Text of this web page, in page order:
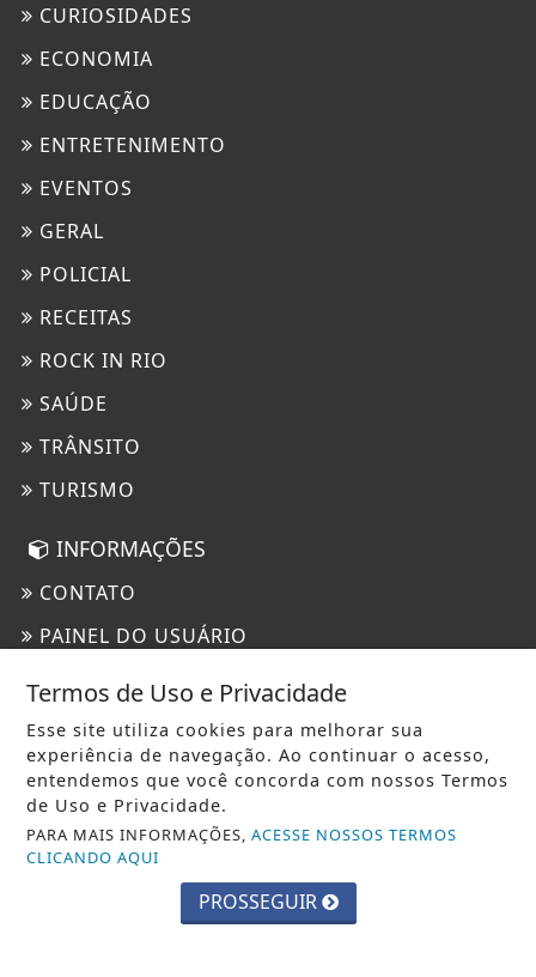
CURIOSIDADES
ECONOMIA
EDUCAÇÃO
ENTRETENIMENTO
EVENTOS
GERAL
POLICIAL
RECEITAS
ROCK IN RIO
SAÚDE
TRÂNSITO
TURISMO
INFORMAÇÕES
CONTATO
PAINEL DO USUÁRIO
EXPEDIENTE
TERMOS DE USO E PRIVACIDADE
SOBRE
Termos de Uso e Privacidade
Esse site utiliza cookies para melhorar sua
experiência de navegação. Ao continuar o acesso,
entendemos que você concorda com nossos Termos
de Uso e Privacidade.
PARA MAIS INFORMAÇÕES,ACESSE NOSSOS TERMOS
CLICANDO AQUI
PROSSEGUIR